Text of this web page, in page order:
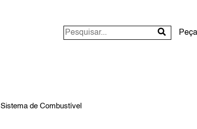
Sistema de Combustível